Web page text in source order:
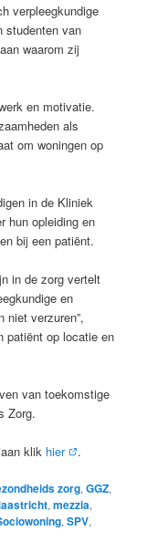
verpleegkundige
studenten van
waarom zij
en motivatie.
als
om woningen op
in de Kliniek
hun opleiding en
bij een patiënt.
in de zorg vertelt
en
niet verzuren”,
patiënt op locatie en
van toekomstige
Zorg.
klik hier .
zorg,GGZ,
,mezzia,
,SPV,